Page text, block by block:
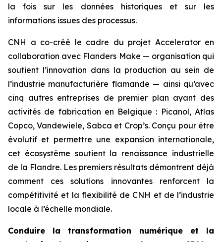
la fois sur les données historiques et sur les
informations issues des processus.
CNH a co-créé le cadre du projet Accelerator en
collaboration avec Flanders Make — organisation qui
soutient l’innovation dans la production au sein de
l’industrie manufacturière flamande — ainsi qu’avec
cinq autres entreprises de premier plan ayant des
activités de fabrication en Belgique : Picanol, Atlas
Copco, Vandewiele, Sabca et Crop’s. Conçu pour être
évolutif et permettre une expansion internationale,
cet écosystème soutient la renaissance industrielle
de la Flandre. Les premiers résultats démontrent déjà
comment ces solutions innovantes renforcent la
compétitivité et la flexibilité de CNH et de l’industrie
locale à l’échelle mondiale.
Conduire la transformation numérique et la